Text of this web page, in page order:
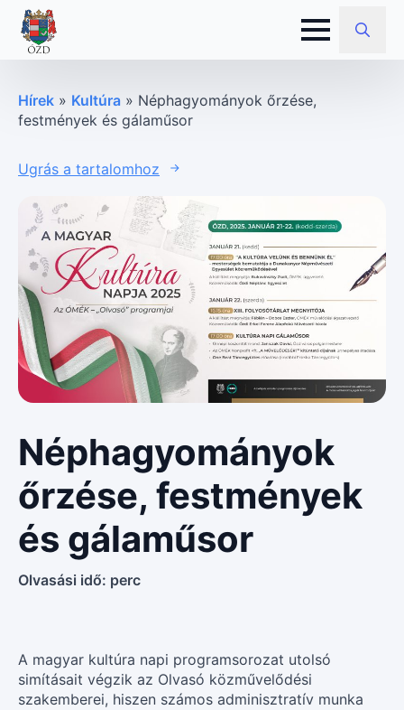
Search
Hírek » Kultúra » Néphagyományok őrzése,
festmények és gálaműsor
Ugrás a tartalomhoz
Néphagyományok
őrzése, festmények
és gálaműsor
Olvasási idő: perc
A magyar kultúra napi programsorozat utolsó
simításait végzik az Olvasó közművelődési
szakemberei, hiszen számos adminisztratív munka